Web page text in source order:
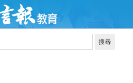
搜尋